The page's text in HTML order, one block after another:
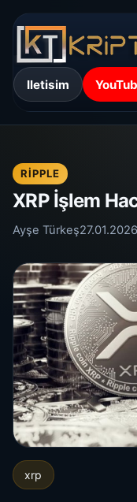
Iletisim
RIPPLE
XRP İşlem
Ayşe Türkeş27.01.2026
xrp